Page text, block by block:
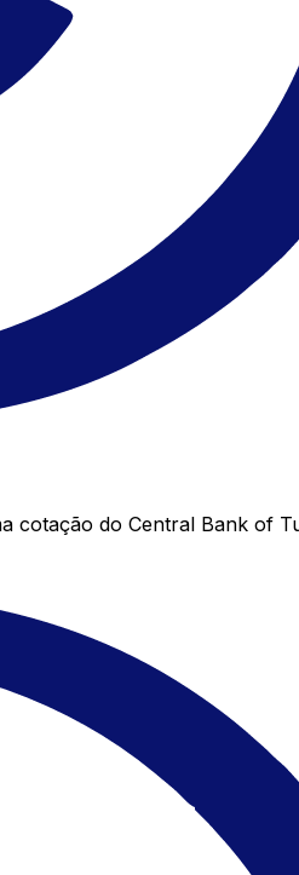
do Central Bank of